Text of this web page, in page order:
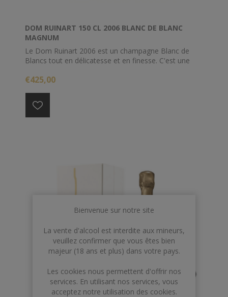
DOM RUINART 150 CL 2006 BLANC DE BLANC
MAGNUM
Le Dom Ruinart 2006 est un champagne Blanc de
Blancs tout en délicatesse et en finesse. C'est une
ou des mets délicats.
€425,00
Bienvenue sur notre site
La vente d'alcool est interdite aux mineurs,
veuillez confirmer que vous êtes bien
majeur (18 ans et plus) dans votre pays.
Les cookies nous permettent d'offrir nos
services. En utilisant nos services, vous
acceptez notre utilisation des cookies.